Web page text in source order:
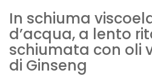
In schiuma
d’acqua, a lento
schiumata con oli
di Ginseng